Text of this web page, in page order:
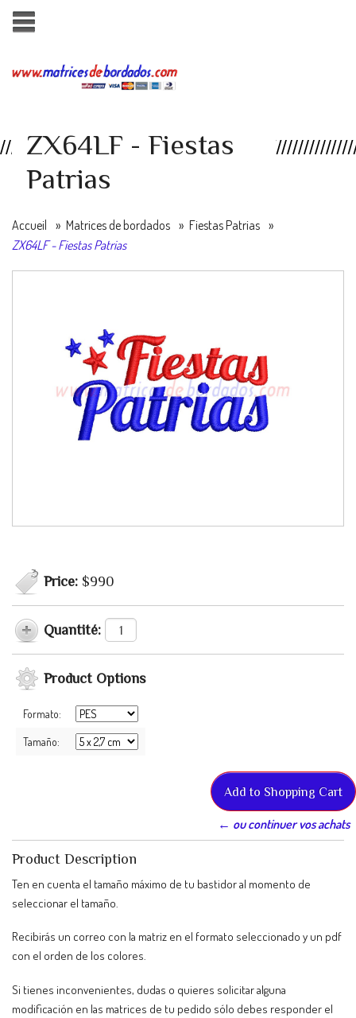
ZX64LF - Fiestas
Patrias
Accueil » Matrices de bordados » Fiestas Patrias »
ZX64LF - Fiestas Patrias
Price: $990
Quantité:
Product Options
Formato:
Tamaño:
← ou continuer vos achats
Product Description
Ten en cuenta el tamaño máximo de tu bastidor al momento de
seleccionar el tamaño.
Recibirás un correo con la matriz en el formato seleccionado y un pdf
con el orden de los colores.
Si tienes inconvenientes, dudas o quieres solicitar alguna
modificación en las matrices de tu pedido sólo debes responder el